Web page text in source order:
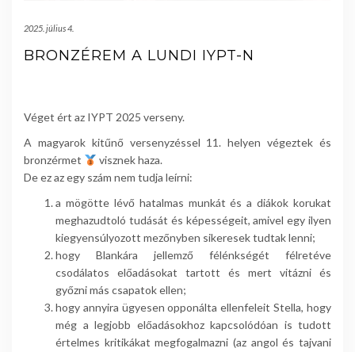
2025. július 4.
BRONZÉREM A LUNDI IYPT-N
Véget ért az IYPT 2025 verseny.
A magyarok kitűnő versenyzéssel 11. helyen végeztek és
bronzérmet
visznek haza.
De ez az egy szám nem tudja leírni:
a mögötte lévő hatalmas munkát és a diákok korukat
meghazudtoló tudását és képességeit, amivel egy ilyen
kiegyensúlyozott mezőnyben sikeresek tudtak lenni;
hogy Blankára jellemző félénkségét félretéve
csodálatos előadásokat tartott és mert vitázni és
győzni más csapatok ellen;
hogy annyira ügyesen opponálta ellenfeleit Stella, hogy
még a legjobb előadásokhoz kapcsolódóan is tudott
értelmes kritikákat megfogalmazni (az angol és tajvani